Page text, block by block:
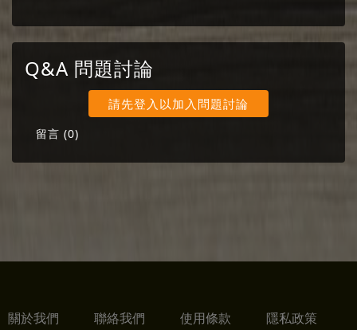
Q&A 問題討論
請先登入以加入問題討論
留言 (0)
關於我們 聯絡我們 使用條款 隱私政策